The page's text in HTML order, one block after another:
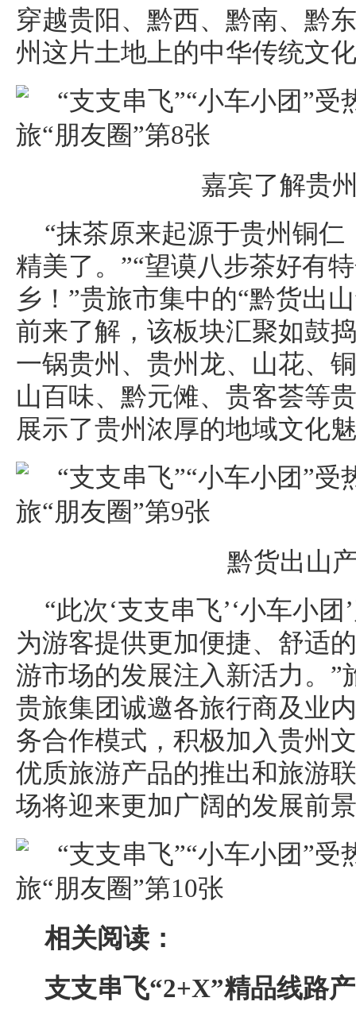
穿越贵阳、黔西、黔南、黔
州这片土地上的中华传统文
嘉宾了解贵
“抹茶原来起源于贵州铜仁
精美了。”“望谟八步茶好有
乡！”贵旅市集中的“黔货出
前来了解，该板块汇聚如鼓
一锅贵州、贵州龙、山花、
山百味、黔元傩、贵客荟等
展示了贵州浓厚的地域文化
黔货出山
“此次‘支支串飞’‘小车小
为游客提供更加便捷、舒适
游市场的发展注入新活力。”
贵旅集团诚邀各旅行商及业
务合作模式，积极加入贵州
优质旅游产品的推出和旅游
场将迎来更加广阔的发展前
相关阅读：
支支串飞“2+X”精品线路